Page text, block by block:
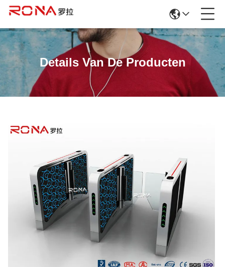
Details Van De Producten